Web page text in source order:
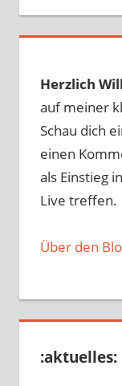
Herzlich
auf meiner
Schau dich
einen
als Einstieg
Live treffen.
Über den
:aktuelles: